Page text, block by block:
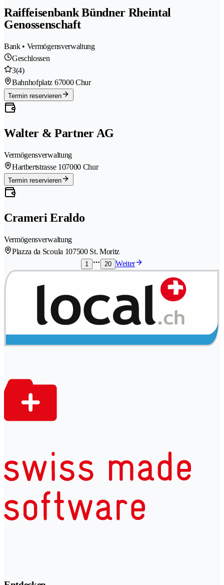
Raiffeisenbank Bündner Rheintal
Genossenschaft
Bank • Vermögensverwaltung
Geschlossen
3(4)
Bahnhofplatz 67000 Chur
Termin reservieren
Walter & Partner AG
Vermögensverwaltung
Hartbertstrasse 107000 Chur
Termin reservieren
Crameri Eraldo
Vermögensverwaltung
Plazza da Scoula 107500 St. Moritz
1 20 Weiter